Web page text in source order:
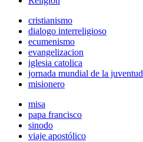
cristianismo
dialogo interreligioso
ecumenismo
evangelizacion
iglesia catolica
jornada mundial de la juventud
misionero
misa
papa francisco
sinodo
viaje apostólico